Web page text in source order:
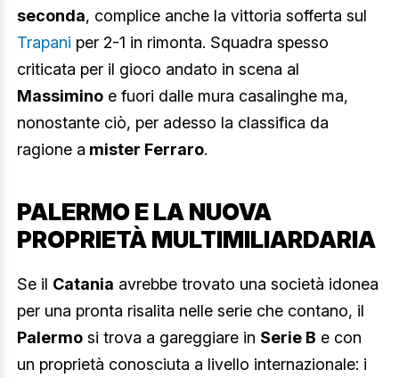
seconda, complice anche la vittoria sofferta sul
Trapani per 2-1 in rimonta. Squadra spesso
criticata per il gioco andato in scena al
Massimino e fuori dalle mura casalinghe ma,
nonostante ciò, per adesso la classifica da
ragione a mister Ferraro.
PALERMO E LA NUOVA
PROPRIETÀ MULTIMILIARDARIA
Se il Catania avrebbe trovato una società idonea
per una pronta risalita nelle serie che contano, il
Palermo si trova a gareggiare in Serie B e con
un proprietà conosciuta a livello internazionale: i